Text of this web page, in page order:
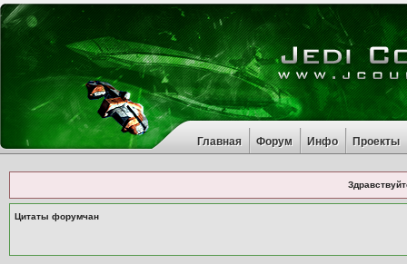
Главная Форум Инфо Проекты
Цитаты форумчан